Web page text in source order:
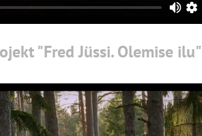
"Fred Jüssi. Olemise ilu"